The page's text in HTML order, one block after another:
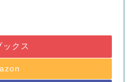
ックス